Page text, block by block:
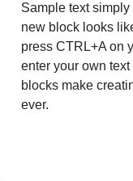
Sample text
new block looks
press CTRL+A on
enter your own
blocks make
ever.